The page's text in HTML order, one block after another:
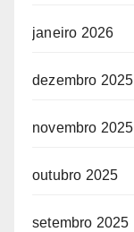
janeiro 2026
dezembro 2025
novembro 2025
outubro 2025
setembro 2025